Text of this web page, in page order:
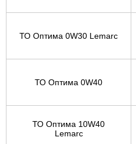
ТО Оптима 0W30 Lemarc
ТО Оптима 0W40
ТО Оптима 10W40
Lemarc